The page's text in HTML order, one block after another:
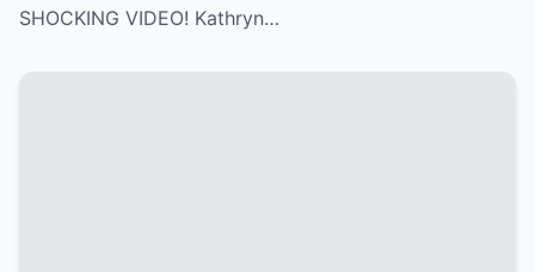
SHOCKING VIDEO! Kathryn…